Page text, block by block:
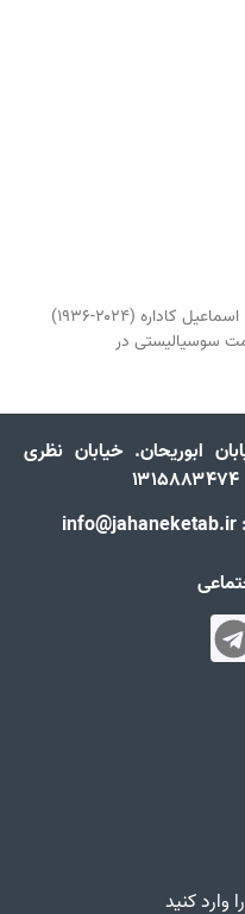
اشک گوزن مقدس مژگان خاکی آبکنار اسماعیل کاداره (۲۰۲۴-۱۹۳۶)
سوسیالیستی در
ابوریحان. خیابان نظری
وارد کنید